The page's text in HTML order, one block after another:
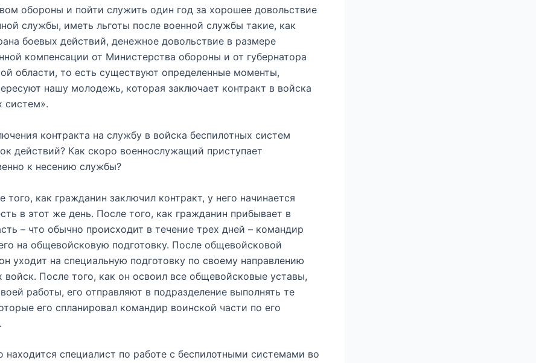
обороны и пойти служить один год за хорошее довольствие
службы, иметь льготы после военной службы такие, как
боевых действий, денежное довольствие в размере
компенсации от Министерства обороны и от губернатора
области, то есть существуют определенные моменты,
нашу молодежь, которая заключает контракт в войска
систем».
контракта на службу в войска беспилотных систем
действий? Как скоро военнослужащий приступает
к несению службы?
того, как гражданин заключил контракт, у него начинается
в этот же день. После того, как гражданин прибывает в
– что обычно происходит в течение трех дней – командир
на общевойсковую подготовку. После общевойсковой
уходит на специальную подготовку по своему направлению
войск. После того, как он освоил все общевойсковые уставы,
работы, его отправляют в подразделение выполнять те
его спланировал командир воинской части по его
находится специалист по работе с беспилотными системами во